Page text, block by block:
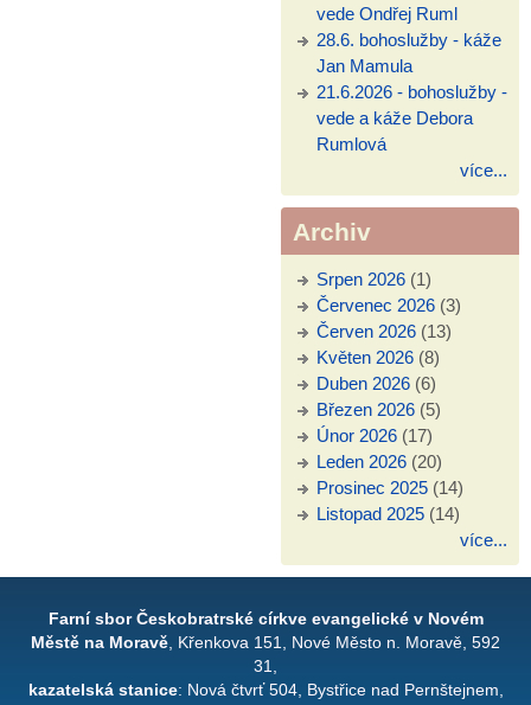
vede Ondřej Ruml
28.6. bohoslužby - káže
Jan Mamula
21.6.2026 - bohoslužby -
vede a káže Debora
Rumlová
více...
Archiv
Srpen 2026(1)
Červenec 2026(3)
Červen 2026(13)
Květen 2026(8)
Duben 2026(6)
Březen 2026(5)
Únor 2026(17)
Leden 2026(20)
Prosinec 2025(14)
Listopad 2025(14)
více...
Farní sbor Českobratrské církve evangelické v Novém
Městě na Moravě , Křenkova 151, Nové Město n. Moravě, 592
31,
kazatelská stanice: Nová čtvrť 504, Bystřice nad Pernštejnem,